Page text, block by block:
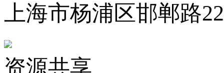
上海市杨浦区邯郸路
资源共享